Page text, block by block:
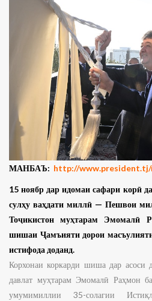
МАНБАЪ: http://www.president.tj/
15 ноябр дар идомаи сафари корӣ
сулҳу ваҳдати миллӣ — Пешвои
Тоҷикистон муҳтарам Эмомалӣ
шишаи Ҷамъияти дорои
истифода доданд.
Корхонаи коркарди шиша дар асоси
давлат муҳтарам Эмомалӣ Раҳмон
умумимиллии 35-солагии